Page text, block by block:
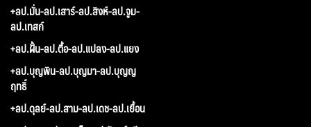
+ลป.มั่น-ลป.เสาร์-ลป.สิงห์-ลป.จูม-
ลป.เทสก์
+ลป.ฝั้น-ลป.ตื้อ-ลป.แปลง-ลป.แยง
+ลป.บุญพิน-ลป.บุญมา-ลป.บุญญ
ฤทธิ์
+ลป.ดุลย์-ลป.สาม-ลป.เดช-ลป.เยื้อน